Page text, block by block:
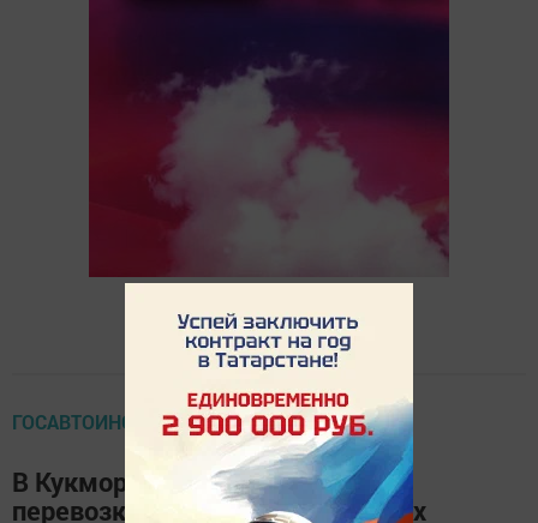
ГОСАВТОИНСПЕКЦИЯ СООБЩАЕТ
В Кукморе усилят контроль за
перевозкой детей в автомобилях